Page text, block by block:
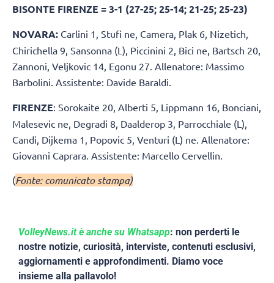
BISONTE FIRENZE = 3-1 (27-25; 25-14; 21-25; 25-23)
NOVARA: Carlini 1, Stufi ne, Camera, Plak 6, Nizetich,
Chirichella 9, Sansonna (L), Piccinini 2, Bici ne, Bartsch 20,
Zannoni, Veljkovic 14, Egonu 27. Allenatore: Massimo
Barbolini. Assistente: Davide Baraldi.
FIRENZE: Sorokaite 20, Alberti 5, Lippmann 16, Bonciani,
Malesevic ne, Degradi 8, Daalderop 3, Parrocchiale (L),
Candi, Dijkema 1, Popovic 5, Venturi (L) ne. Allenatore:
Giovanni Caprara. Assistente: Marcello Cervellin.
(Fonte: comunicato stampa)
VolleyNews.it è anche su Whatsapp: non perderti le
nostre notizie, curiosità, interviste, contenuti esclusivi,
aggiornamenti e approfondimenti. Diamo voce
insieme alla pallavolo!